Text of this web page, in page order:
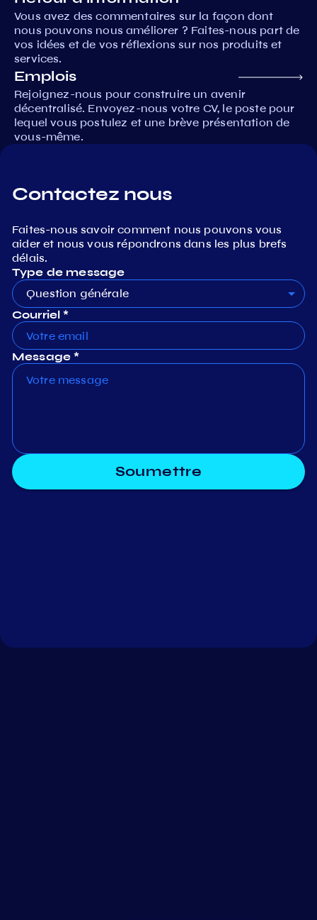
Vous avez des commentaires sur la façon dont
nous pouvons nous améliorer ? Faites-nous part de
vos idées et de vos réflexions sur nos produits et
services.
Emplois
Rejoignez-nous pour construire un avenir
décentralisé. Envoyez-nous votre CV, le poste pour
lequel vous postulez et une brève présentation de
vous-même.
Contactez nous
Faites-nous savoir comment nous pouvons vous
aider et nous vous répondrons dans les plus brefs
délais.
Type de message
Question générale
Courriel *
Message *
Soumettre